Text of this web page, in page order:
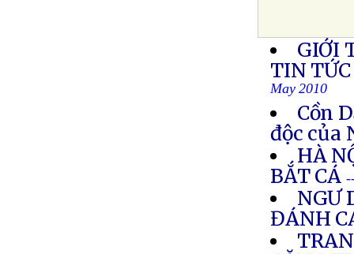
GIỚI
TIN
May 2010
Cồn
độc của
HÀ
BẮT CÁ
NGƯ
ĐÁNH